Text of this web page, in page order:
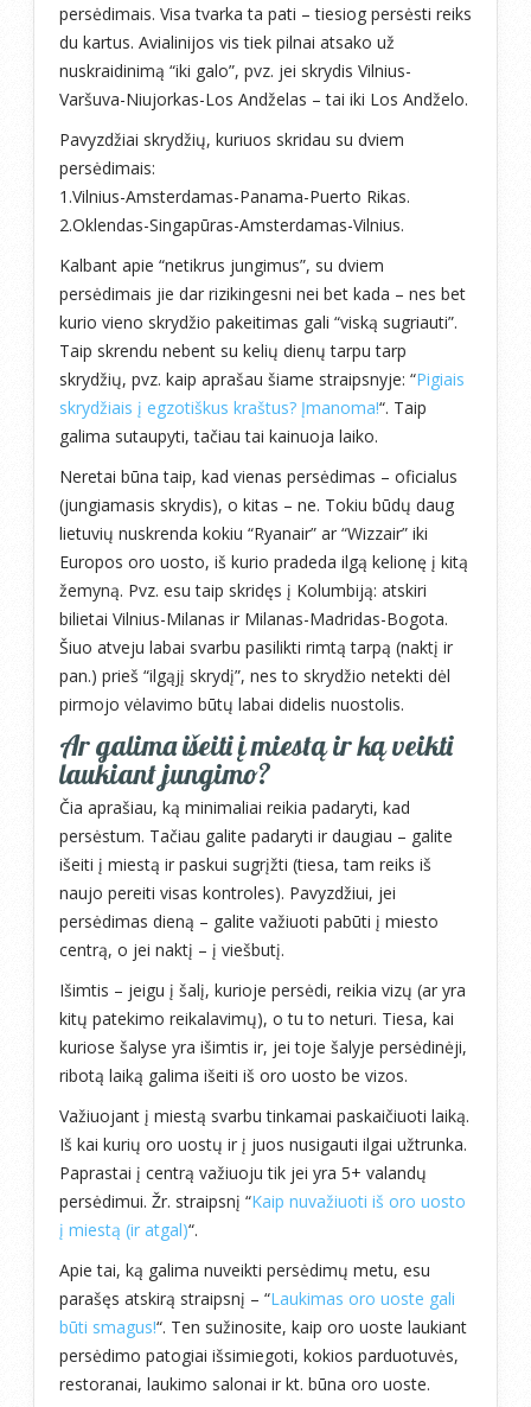
persėdimais. Visa tvarka ta pati – tiesiog persėsti reiks
du kartus. Avialinijos vis tiek pilnai atsako už
nuskraidinimą “iki galo”, pvz. jei skrydis Vilnius-
Varšuva-Niujorkas-Los Andželas – tai iki Los Andželo.
Pavyzdžiai skrydžių, kuriuos skridau su dviem
persėdimais:
1.Vilnius-Amsterdamas-Panama-Puerto Rikas.
2.Oklendas-Singapūras-Amsterdamas-Vilnius.
Kalbant apie “netikrus jungimus”, su dviem
persėdimais jie dar rizikingesni nei bet kada – nes bet
kurio vieno skrydžio pakeitimas gali “viską sugriauti”.
Taip skrendu nebent su kelių dienų tarpu tarp
skrydžių, pvz. kaip aprašau šiame straipsnyje: “Pigiais
skrydžiais į egzotiškus kraštus? Įmanoma!“. Taip
galima sutaupyti, tačiau tai kainuoja laiko.
Neretai būna taip, kad vienas persėdimas – oficialus
(jungiamasis skrydis), o kitas – ne. Tokiu būdų daug
lietuvių nuskrenda kokiu “Ryanair” ar “Wizzair” iki
Europos oro uosto, iš kurio pradeda ilgą kelionę į kitą
žemyną. Pvz. esu taip skridęs į Kolumbiją: atskiri
bilietai Vilnius-Milanas ir Milanas-Madridas-Bogota.
Šiuo atveju labai svarbu pasilikti rimtą tarpą (naktį ir
pan.) prieš “ilgąjį skrydį”, nes to skrydžio netekti dėl
pirmojo vėlavimo būtų labai didelis nuostolis.
Ar galima išeiti į miestą ir ką veikti
laukiant jungimo?
Čia aprašiau, ką minimaliai reikia padaryti, kad
persėstum. Tačiau galite padaryti ir daugiau – galite
išeiti į miestą ir paskui sugrįžti (tiesa, tam reiks iš
naujo pereiti visas kontroles). Pavyzdžiui, jei
persėdimas dieną – galite važiuoti pabūti į miesto
centrą, o jei naktį – į viešbutį.
Išimtis – jeigu į šalį, kurioje persėdi, reikia vizų (ar yra
kitų patekimo reikalavimų), o tu to neturi. Tiesa, kai
kuriose šalyse yra išimtis ir, jei toje šalyje persėdinėji,
ribotą laiką galima išeiti iš oro uosto be vizos.
Važiuojant į miestą svarbu tinkamai paskaičiuoti laiką.
Iš kai kurių oro uostų ir į juos nusigauti ilgai užtrunka.
Paprastai į centrą važiuoju tik jei yra 5+ valandų
persėdimui. Žr. straipsnį “Kaip nuvažiuoti iš oro uosto
į miestą (ir atgal)“.
Apie tai, ką galima nuveikti persėdimų metu, esu
parašęs atskirą straipsnį – “Laukimas oro uoste gali
būti smagus!“. Ten sužinosite, kaip oro uoste laukiant
persėdimo patogiai išsimiegoti, kokios parduotuvės,
restoranai, laukimo salonai ir kt. būna oro uoste.